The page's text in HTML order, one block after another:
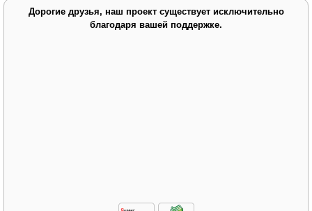
Дорогие друзья, наш проект существует исключительно
благодаря вашей поддержке.